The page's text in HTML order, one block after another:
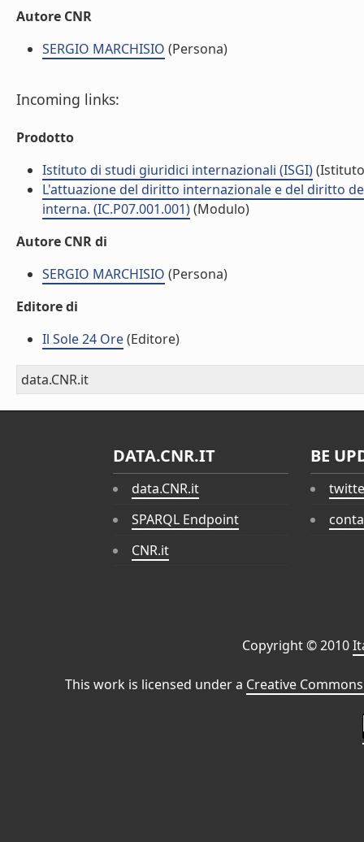
Autore CNR
SERGIO MARCHISIO (Persona)
Incoming links:
Prodotto
Istituto di studi giuridici internazionali (ISGI)
L'attuazione del diritto internazionale e del diritto
interna. (IC.P07.001.001)(Modulo)
Autore CNR di
SERGIO MARCHISIO (Persona)
Editore di
Il Sole 24 Ore(Editore)
data.CNR.it
DATA.CNR.IT
data.CNR.it
SPARQL Endpoint
CNR.it
BE
Copyright © 2010
This work is licensed under a Creative